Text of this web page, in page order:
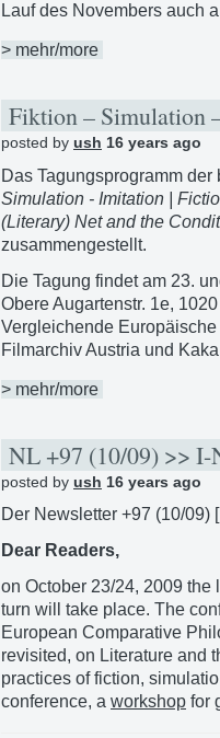
Lauf des Novembers auch
> mehr/more
Fiktion – Simulation
posted by ush 16 years ago
Das Tagungsprogramm
Simulation - Imitation |
(Literary) Net and the
zusammengestellt.
Die Tagung findet am 23.
Obere Augartenstr. 1e,
Vergleichende
Filmarchiv Austria und
> mehr/more
NL +97 (10/09) >>
posted by ush 16 years ago
Der Newsletter +97 (10/09)
Dear Readers,
on October 23/24, 2009
turn will take place. The
European Comparative
revisited, on Literature and
practices of fiction,
conference, a workshop for